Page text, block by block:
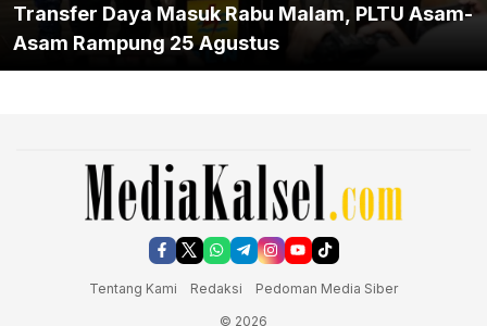
Transfer Daya Masuk Rabu Malam, PLTU Asam-
Asam Rampung 25 Agustus
Tentang Kami Redaksi
Pedoman Media Siber
© 2026